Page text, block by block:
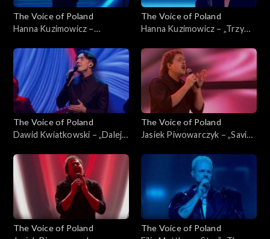
The Voice of Poland
Hanna Kuzimowicz –
Voice of Poland”, Live 3, 22
listopada 2025
The Voice of Poland
Hanna Kuzimowicz – „Trzy
Poland”, Live 3, 22 listopada
2025
The Voice of Poland
Dawid Kwiatkowski – „Dalej,
Live 3, 22 listopada 2025
The Voice of Poland
Jasiek Piwowarczyk – „Saving
Voice of Poland”, Live 3, 22
listopada 2025
The Voice of Poland
The Voice of Poland